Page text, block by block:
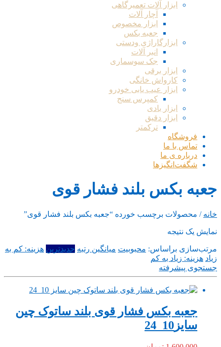
ابزار آلات تعمیرگاهی
آچار آلات
ابزار مخصوص
جعبه بکس
ابزارگاراژی ودستی
انبر آلات
جک سوسماری
ابزار برقی
کارواش خانگی
ابزار عیب یابی خودرو
کمپرس سنج
ابزار بادی
ابزار دقیق
ترکمتر
فروشگاه
تماس با ما
درباره ی ما
شگفت‌انگیزها
جعبه بکس بلند فشار قوی
خانه / محصولات برچسب خورده “جعبه بکس بلند فشار قوی”
نمایش یک نتیجه
مرتب‌سازی براساس: محبوبیت میانگین رتبه جدیدترین هزینه: کم به
زیاد هزینه: زیاد به کم
جستجوی پیشرفته
جعبه بکس فشار قوی بلند ساتوک چین
سایز10_24